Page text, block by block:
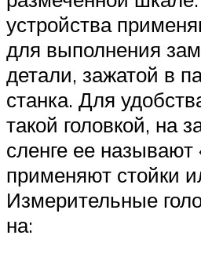
устройства
для выполнения
детали, зажатой в
станка. Для
такой головкой, на
сленге ее называют
применяют стойки
Измерительные
на: